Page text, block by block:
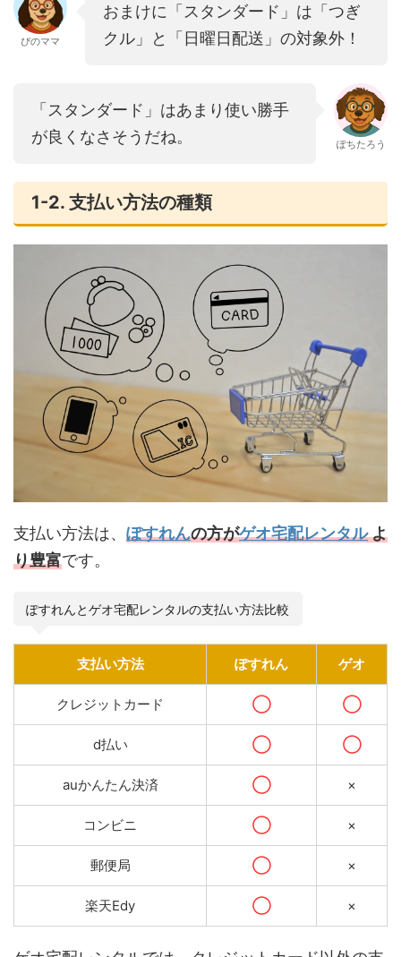
ぴのママ
おまけに「スタンダード」は「つぎ
クル」と「日曜日配送」の対象外！
「スタンダード」はあまり使い勝手
が良くなさそうだね。
ぽちたろう
1-2. 支払い方法の種類
支払い方法は、 ぽすれんの方がゲオ宅配レンタルよ
り豊富です。
ぽすれんとゲオ宅配レンタルの支払い方法比較
支払い方法 ぽすれん ゲオ
クレジットカード ◯ ◯
d払い ◯ ◯
auかんたん決済 ◯ ×
コンビニ ◯ ×
郵便局 ◯ ×
楽天Edy ◯ ×